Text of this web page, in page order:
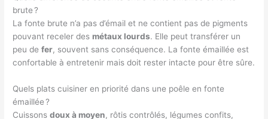
brute ?
La fonte brute n’a pas d’émail et ne contient pas de pigments
pouvant receler des métaux lourds. Elle peut transférer un
peu defer, souvent sans conséquence. La fonte émaillée est
confortable à entretenir mais doit rester intacte pour être sûre.
Quels plats cuisiner en priorité dans une poêle en fonte
émaillée ?
Cuissonsdoux à moyen, rôtis contrôlés, légumes confits,